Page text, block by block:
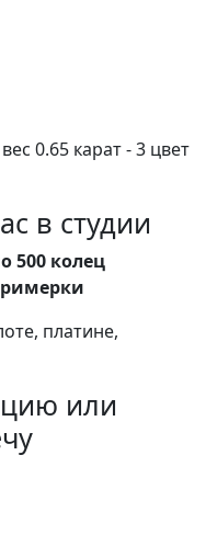
0.65 карат - 3 цвет
в студии
500 колец
платине,
или